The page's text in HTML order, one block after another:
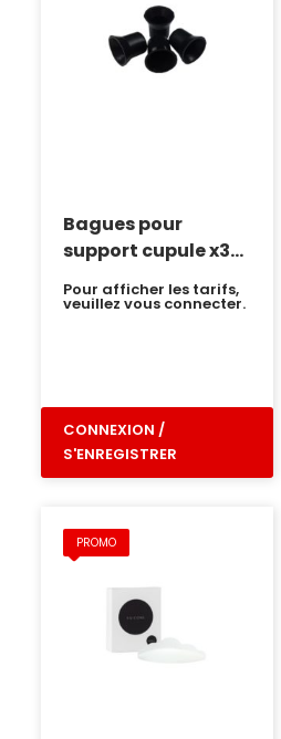
Bagues pour
support cupule x30
Pour afficher les tarifs,
veuillez vous connecter.
CONNEXION /
S'ENREGISTRER
PROMO